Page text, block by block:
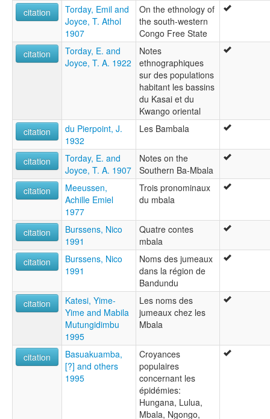
citation
Torday, Emil and
Joyce, T. Athol
1907
On the ethnology of
the south-western
Congo Free State
citation
Torday, E. and
Joyce, T. A. 1922
Notes
ethnographiques
sur des populations
habitant les bassins
du Kasai et du
Kwango oriental
citation
du Pierpoint, J.
1932
Les Bambala
citation
Torday, E. and
Joyce, T. A. 1907
Notes on the
Southern Ba-Mbala
citation
Meeussen,
Achille Emiel
1977
Trois pronominaux
du mbala
citation
Burssens, Nico
1991
Quatre contes
mbala
citation
Burssens, Nico
1991
Noms des jumeaux
dans la région de
Bandundu
citation
Katesi, Yime-
Yime and Mabila
Mutungidimbu
1995
Les noms des
jumeaux chez les
Mbala
citation
Basuakuamba,
[?] and others
1995
Croyances
populaires
concernant les
épidémies:
Hungana, Lulua,
Mbala, Ngongo,